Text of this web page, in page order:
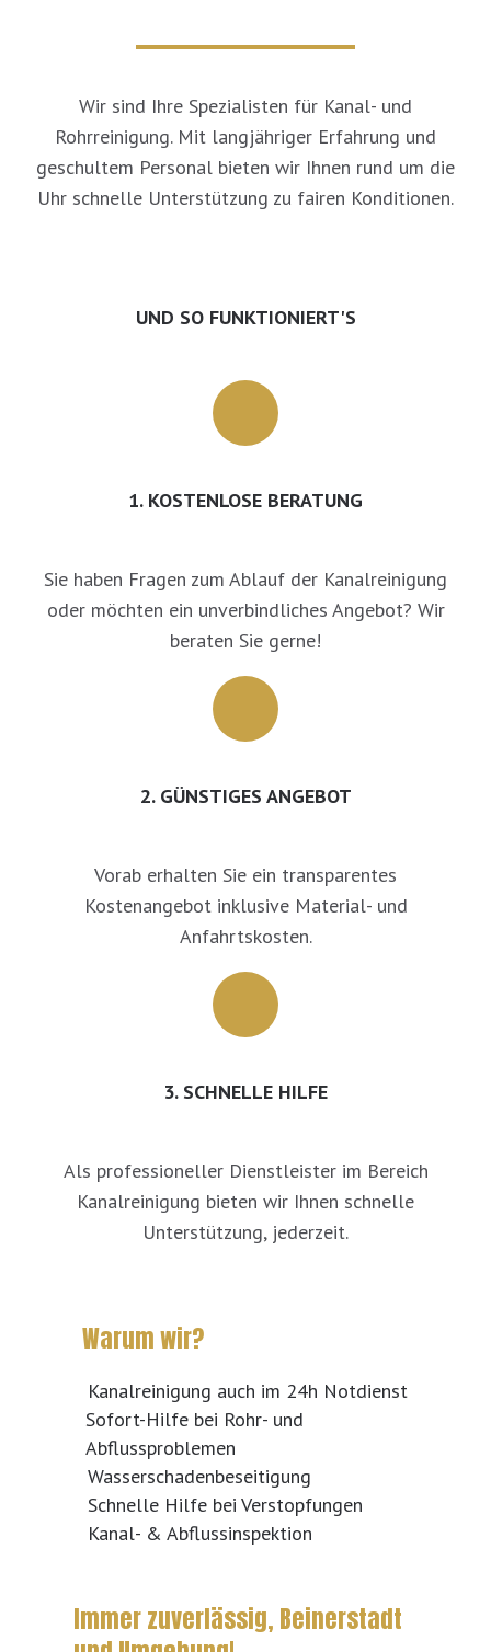
Wir sind Ihre Spezialisten für Kanal- und
Rohrreinigung. Mit langjähriger Erfahrung und
geschultem Personal bieten wir Ihnen rund um die
Uhr schnelle Unterstützung zu fairen Konditionen.
UND SO FUNKTIONIERT'S
1. KOSTENLOSE BERATUNG
Sie haben Fragen zum Ablauf der Kanalreinigung
oder möchten ein unverbindliches Angebot? Wir
beraten Sie gerne!
2. GÜNSTIGES ANGEBOT
Vorab erhalten Sie ein transparentes
Kostenangebot inklusive Material- und
Anfahrtskosten.
3. SCHNELLE HILFE
Als professioneller Dienstleister im Bereich
Kanalreinigung bieten wir Ihnen schnelle
Unterstützung, jederzeit.
Warum wir?
Kanalreinigung auch im 24h Notdienst
Sofort-Hilfe bei Rohr- und
Abflussproblemen
Wasserschadenbeseitigung
Schnelle Hilfe bei Verstopfungen
Kanal- & Abflussinspektion
Immer zuverlässig, Beinerstadt